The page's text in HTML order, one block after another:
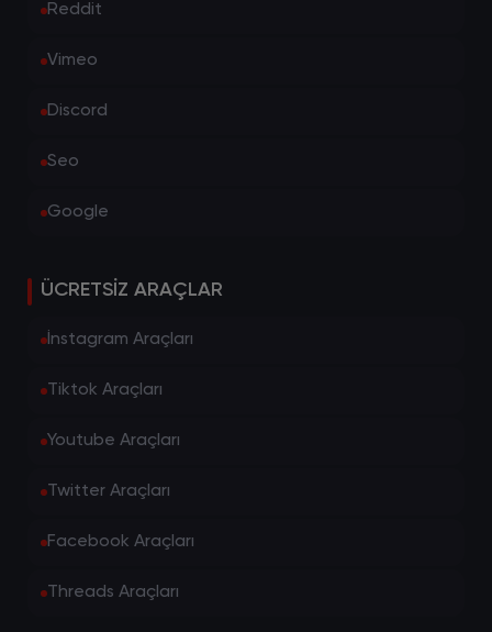
Reddit
Vimeo
Discord
Seo
Google
ÜCRETSIZ ARAÇLAR
İnstagram Araçları
Tiktok Araçları
Youtube Araçları
Twitter Araçları
Facebook Araçları
Threads Araçları